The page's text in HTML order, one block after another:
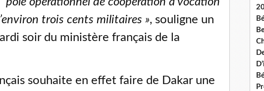
trois cents militaires », souligne un
soir du ministère français de la
souhaite en effet faire de Dakar une